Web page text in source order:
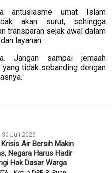
antusiasme umat Islam
akan surut, sehingga
transparan sejak awal dalam
layanan.
Jangan sampai jemaah
tidak sebanding dengan
30 Juli 2026
Krisis Air Bersih Makin
Negara Harus Hadir
Hak Dasar Warga